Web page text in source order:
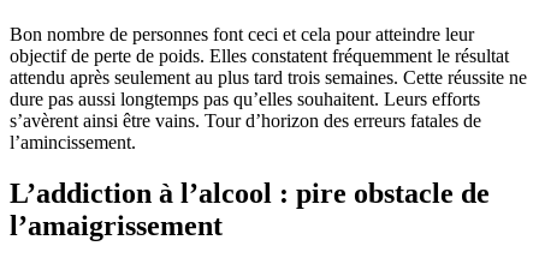
Bon nombre de personnes font ceci et cela pour atteindre leur
objectif de perte de poids. Elles constatent fréquemment le résultat
attendu après seulement au plus tard trois semaines. Cette réussite ne
dure pas aussi longtemps pas qu’elles souhaitent. Leurs efforts
s’avèrent ainsi être vains. Tour d’horizon des erreurs fatales de
l’amincissement.
L’addiction à l’alcool : pire obstacle de
l’amaigrissement